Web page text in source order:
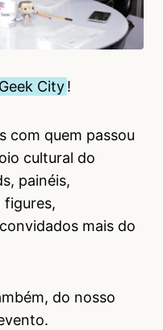
Geek City!
com quem passou
cultural do
painéis,
figures,
mais do
do nosso